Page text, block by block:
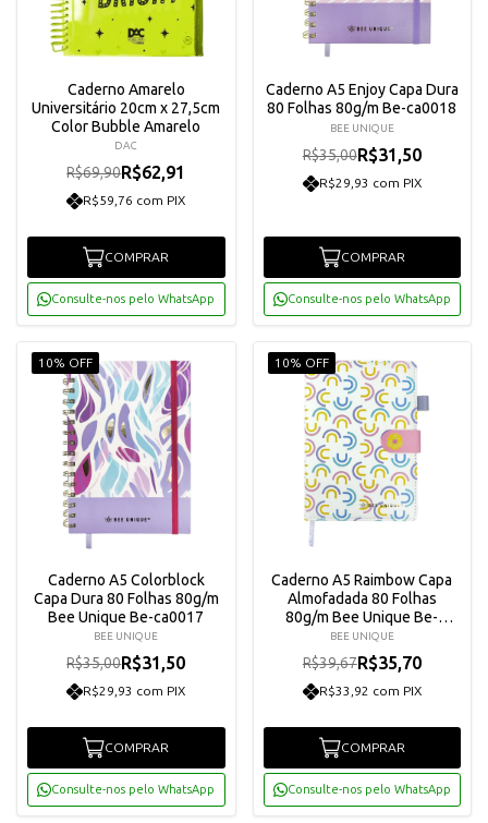
Caderno Amarelo
Universitário 20cm x 27,5cm
Color Bubble Amarelo
DAC
R$69,90R$62,91
R$59,76 com PIX
COMPRAR
Consulte-nos pelo WhatsApp
Caderno A5 Enjoy Capa Dura
80 Folhas 80g/m Be-ca0018
BEE UNIQUE
R$35,00R$31,50
R$29,93 com PIX
COMPRAR
Consulte-nos pelo WhatsApp
10% OFF
Caderno A5 Colorblock
Capa Dura 80 Folhas 80g/m
Bee Unique Be-ca0017
BEE UNIQUE
R$35,00R$31,50
R$29,93 com PIX
COMPRAR
Consulte-nos pelo WhatsApp
10% OFF
Caderno A5 Raimbow Capa
Almofadada 80 Folhas
80g/m Bee Unique Be-
ca0016
BEE UNIQUE
R$39,67R$35,70
R$33,92 com PIX
COMPRAR
Consulte-nos pelo WhatsApp